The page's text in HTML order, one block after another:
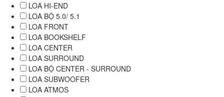
LOA HI-END
LOA BỘ 5.0/ 5.1
LOA FRONT
LOA BOOKSHELF
LOA CENTER
LOA SURROUND
LOA BỘ CENTER - SURROUND
LOA SUBWOOFER
LOA ATMOS